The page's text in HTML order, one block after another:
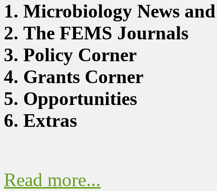
1. Microbiology News
2. The FEMS Journals
3. Policy Corner
4. Grants Corner
5. Opportunities
6. Extras
Read more...